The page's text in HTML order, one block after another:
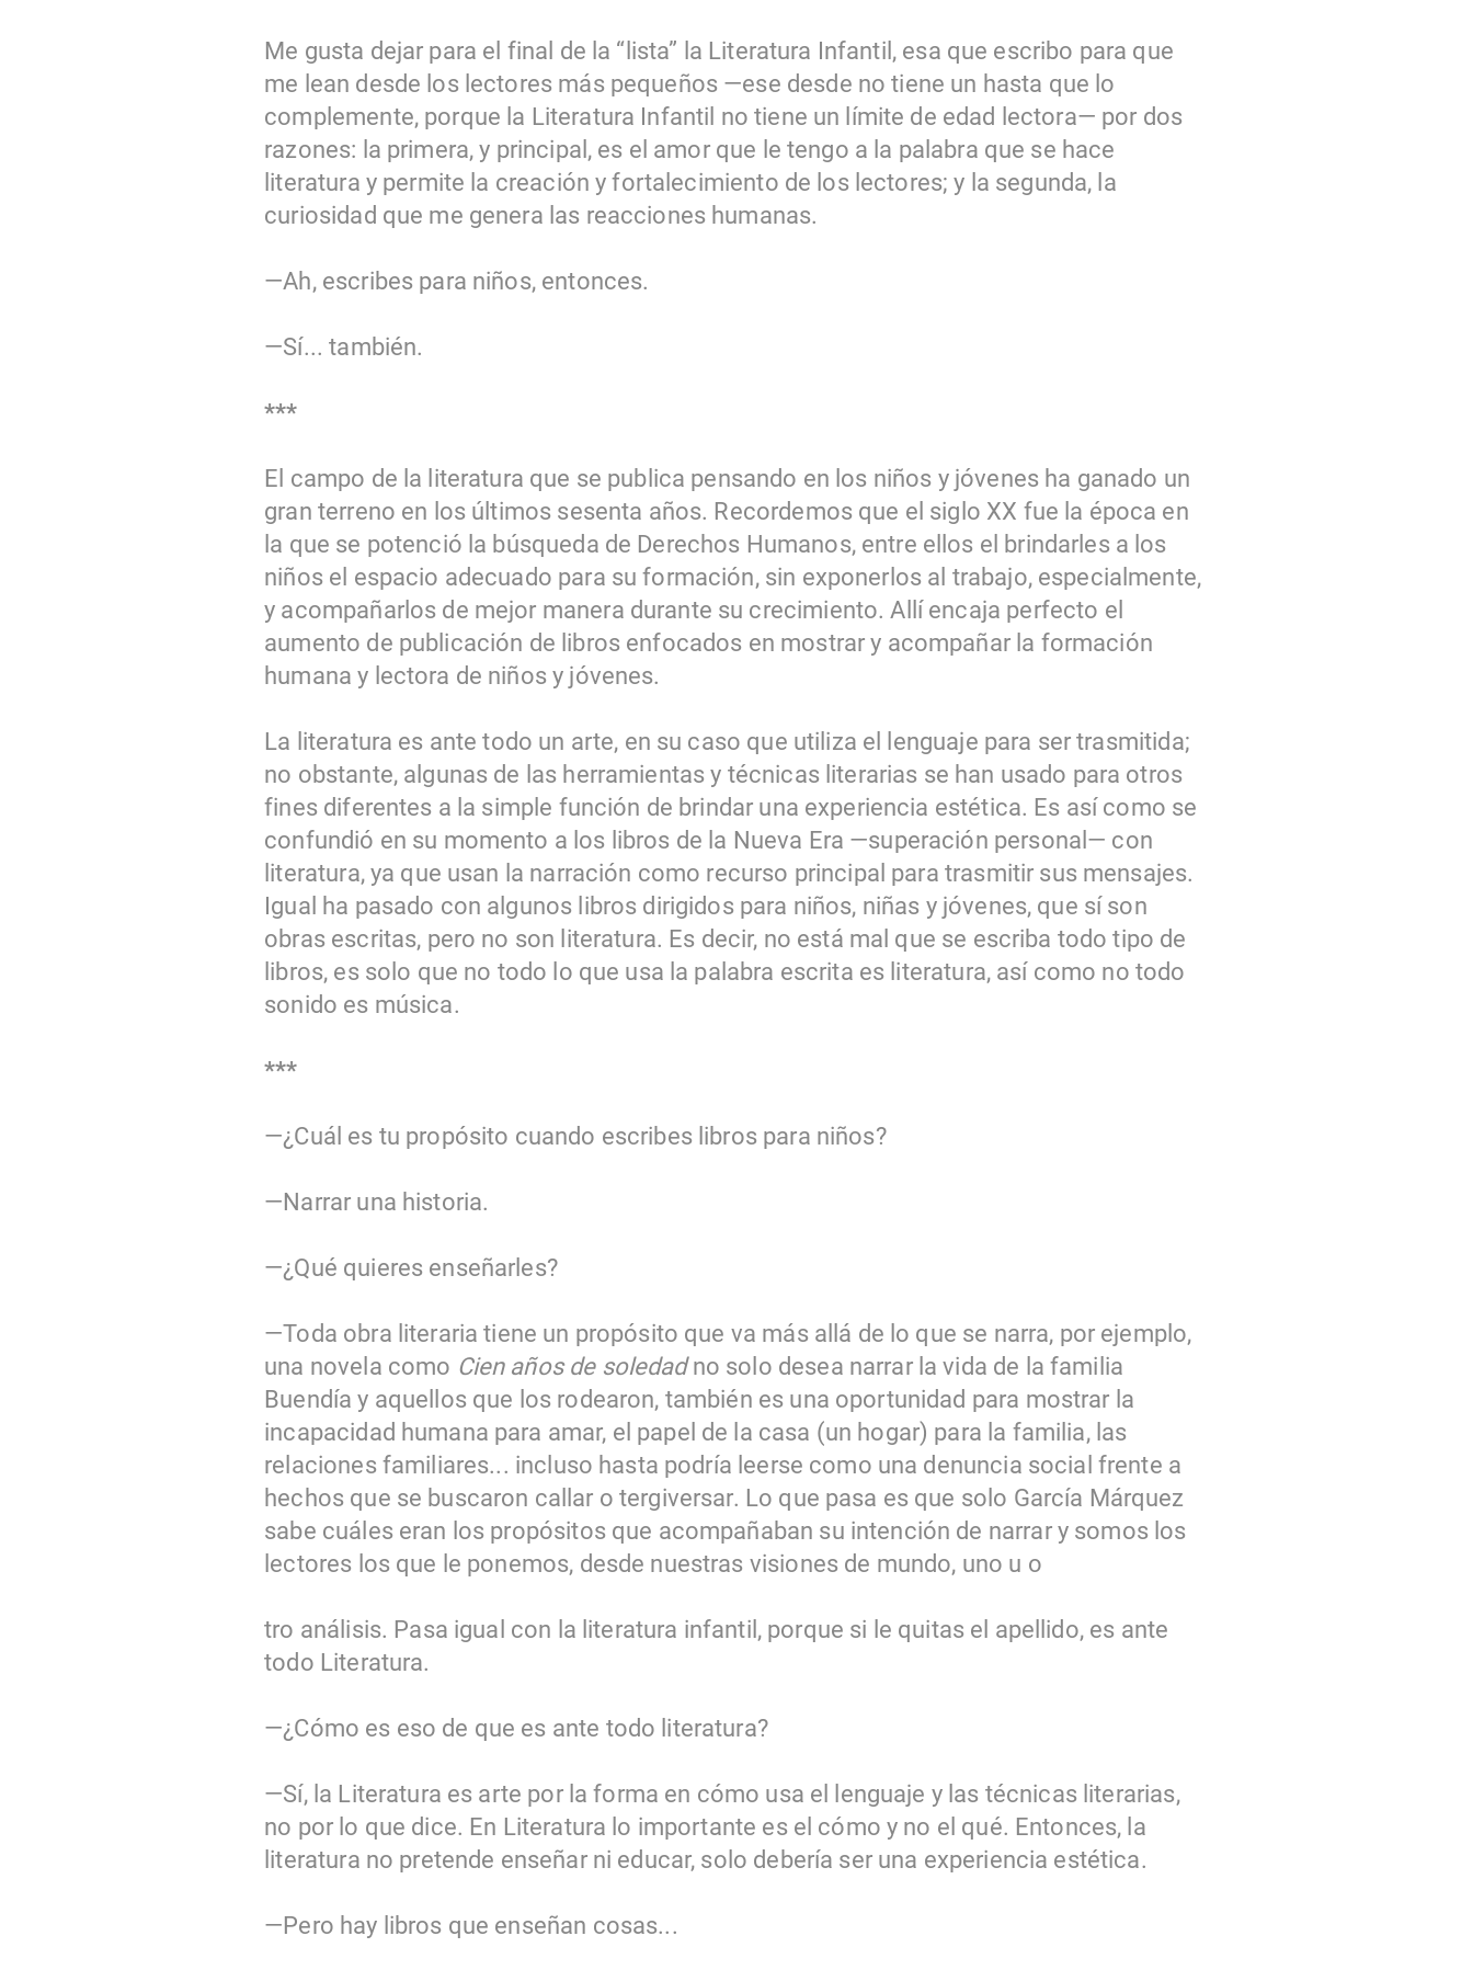
Me gusta dejar para el final de la “lista” la Literatura Infantil, esa que escribo para que
me lean desde los lectores más pequeños —ese desde no tiene un hasta que lo
complemente, porque la Literatura Infantil no tiene un límite de edad lectora— por dos
razones: la primera, y principal, es el amor que le tengo a la palabra que se hace
literatura y permite la creación y fortalecimiento de los lectores; y la segunda, la
curiosidad que me genera las reacciones humanas.
—Ah, escribes para niños, entonces.
—Sí... también.
***
El campo de la literatura que se publica pensando en los niños y jóvenes ha ganado un
gran terreno en los últimos sesenta años. Recordemos que el siglo XX fue la época en
la que se potenció la búsqueda de Derechos Humanos, entre ellos el brindarles a los
niños el espacio adecuado para su formación, sin exponerlos al trabajo, especialmente,
y acompañarlos de mejor manera durante su crecimiento. Allí encaja perfecto el
aumento de publicación de libros enfocados en mostrar y acompañar la formación
humana y lectora de niños y jóvenes.
La literatura es ante todo un arte, en su caso que utiliza el lenguaje para ser trasmitida;
no obstante, algunas de las herramientas y técnicas literarias se han usado para otros
fines diferentes a la simple función de brindar una experiencia estética. Es así como se
confundió en su momento a los libros de la Nueva Era —superación personal— con
literatura, ya que usan la narración como recurso principal para trasmitir sus mensajes.
Igual ha pasado con algunos libros dirigidos para niños, niñas y jóvenes, que sí son
obras escritas, pero no son literatura. Es decir, no está mal que se escriba todo tipo de
libros, es solo que no todo lo que usa la palabra escrita es literatura, así como no todo
sonido es música.
***
—¿Cuál es tu propósito cuando escribes libros para niños?
—Narrar una historia.
—¿Qué quieres enseñarles?
—Toda obra literaria tiene un propósito que va más allá de lo que se narra, por ejemplo,
una novela como Cien años de soledadno solo desea narrar la vida de la familia
Buendía y aquellos que los rodearon, también es una oportunidad para mostrar la
incapacidad humana para amar, el papel de la casa (un hogar) para la familia, las
relaciones familiares... incluso hasta podría leerse como una denuncia social frente a
hechos que se buscaron callar o tergiversar. Lo que pasa es que solo García Márquez
sabe cuáles eran los propósitos que acompañaban su intención de narrar y somos los
lectores los que le ponemos, desde nuestras visiones de mundo, uno u o
tro análisis. Pasa igual con la literatura infantil, porque si le quitas el apellido, es ante
todo Literatura.
—¿Cómo es eso de que es ante todo literatura?
—Sí, la Literatura es arte por la forma en cómo usa el lenguaje y las técnicas literarias,
no por lo que dice. En Literatura lo importante es el cómo y no el qué. Entonces, la
literatura no pretende enseñar ni educar, solo debería ser una experiencia estética.
—Pero hay libros que enseñan cosas...